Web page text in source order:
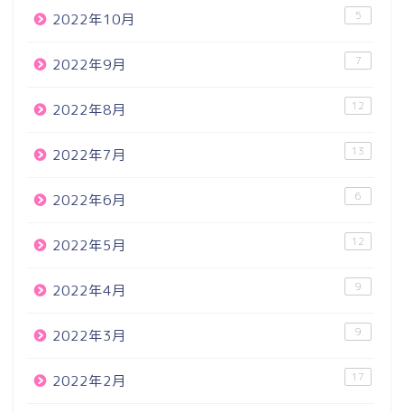
2022年10月 5
2022年9月 7
2022年8月 12
2022年7月 13
2022年6月 6
2022年5月 12
2022年4月 9
2022年3月 9
2022年2月 17